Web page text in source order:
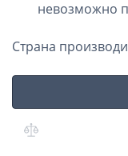
невозможно
Страна